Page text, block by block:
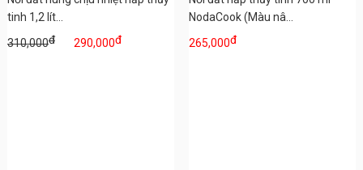
tinh 1,2 lít...
310,000đ 290,000đ
NodaCook (Màu nâ...
265,000đ